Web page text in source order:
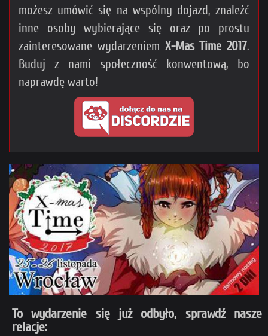
możesz umówić się na wspólny dojazd, znaleźć
inne osoby wybierające się oraz po prostu
zainteresowane wydarzeniem X-Mas Time 2017.
Buduj z nami społeczność konwentową, bo
naprawdę warto!
To wydarzenie się już odbyło, sprawdź nasze
relacje: